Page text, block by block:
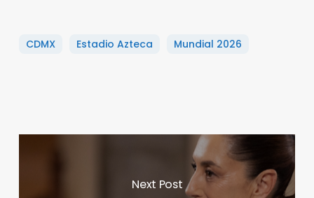
CDMX Estadio Azteca Mundial 2026
Next Post